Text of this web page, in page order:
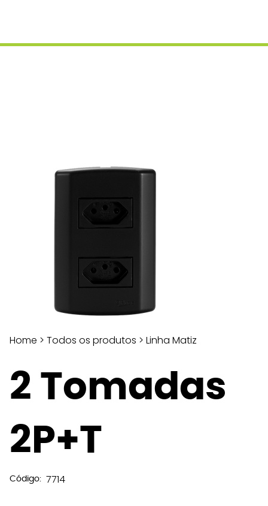
Home > Todos os produtos > Linha Matiz
2 Tomadas
2P+T
Código: 7714